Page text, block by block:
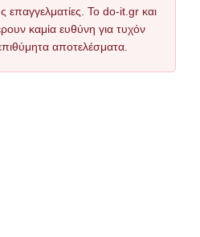
επαγγελματίες. Το do-it.gr και
καμία ευθύνη για τυχόν
αποτελέσματα.